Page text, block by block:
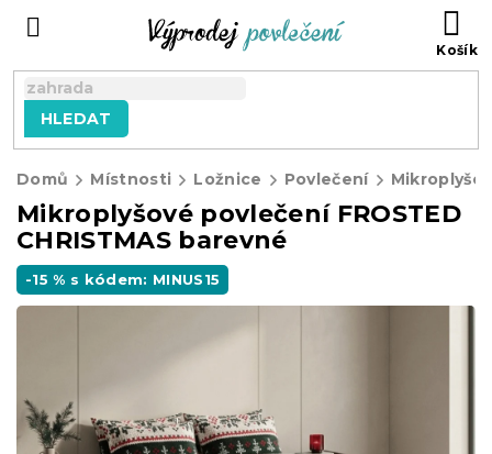
HLEDAT
Domů Místnosti Ložnice Povlečení
Mikroplyšové povlečení FROSTED
CHRISTMAS barevné
-15 % s kódem: MINUS15